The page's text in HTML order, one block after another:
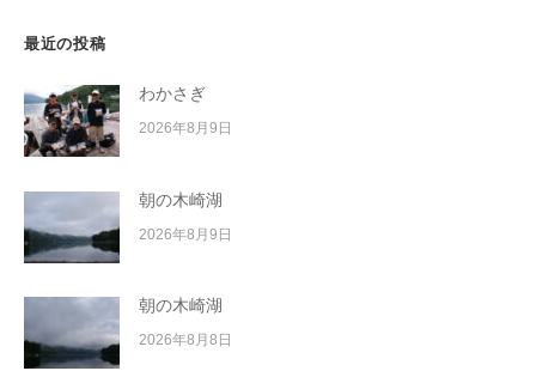
最近の投稿
わかさぎ
2026年8月9日
朝の木崎湖
2026年8月9日
朝の木崎湖
2026年8月8日